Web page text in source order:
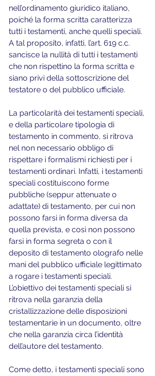
nell’ordinamento giuridico italiano,
poiché la forma scritta caratterizza
tutti i testamenti, anche quelli speciali.
A tal proposito, infatti, l’art. 619 c.c.
sancisce la nullità di tutti i testamenti
che non rispettino la forma scritta e
siano privi della sottoscrizione del
testatore o del pubblico ufficiale.
La particolarità dei testamenti speciali,
e della particolare tipologia di
testamento in commento, si ritrova
nel non necessario obbligo di
rispettare i formalismi richiesti per i
testamenti ordinari. Infatti, i testamenti
speciali costituiscono forme
pubbliche (seppur attenuate o
adattate) di testamento, per cui non
possono farsi in forma diversa da
quella prevista, e così non possono
farsi in forma segreta o con il
deposito di testamento olografo nelle
mani del pubblico ufficiale legittimato
a rogare i testamenti speciali.
L’obiettivo dei testamenti speciali si
ritrova nella garanzia della
cristallizzazione delle disposizioni
testamentarie in un documento, oltre
che nella garanzia circa l’identità
dell’autore del testamento.
Come detto, i testamenti speciali sono